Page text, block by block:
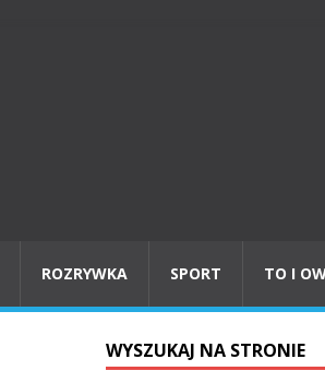
ROZRYWKA SPORT TO I
WYSZUKAJ NA STRONIE